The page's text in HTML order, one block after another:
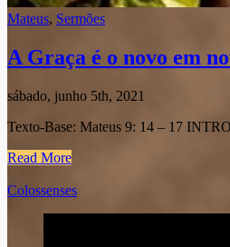
Mateus, Sermões
A Graça é o novo em
sábado, junho 5th, 2021
Texto-Base: Mateus 9: 14 – 17
Read More
Colossenses